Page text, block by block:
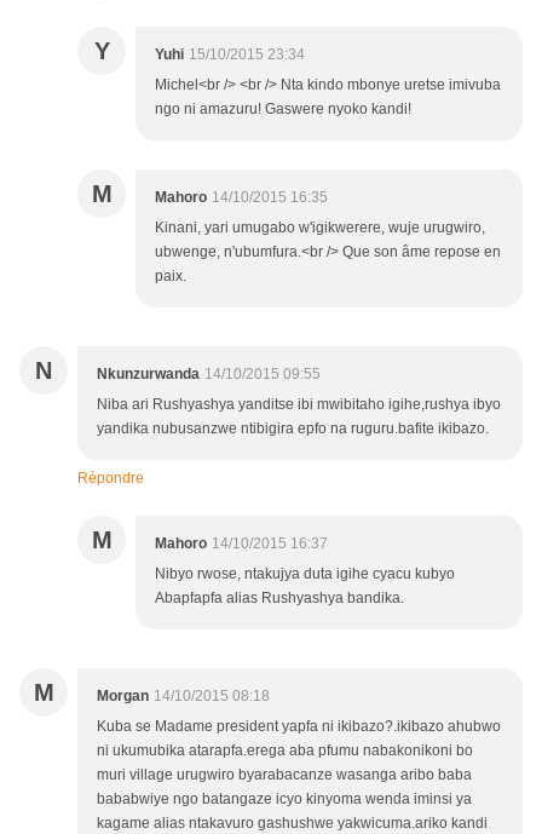
Y Yuhi 15/10/2015 23:34
Michel<br /> <br /> Nta kindo mbonye uretse imivuba
ngo ni amazuru! Gaswere nyoko kandi!
M Mahoro 14/10/2015 16:35
Kinani, yari umugabo w'igikwerere, wuje urugwiro,
ubwenge, n'ubumfura.<br /> Que son âme repose en
paix.
N Nkunzurwanda 14/10/2015 09:55
Niba ari Rushyashya yanditse ibi mwibitaho igihe,rushya ibyo
yandika nubusanzwe ntibigira epfo na ruguru.bafite ikibazo.
Répondre
M Mahoro 14/10/2015 16:37
Nibyo rwose, ntakujya duta igihe cyacu kubyo
Abapfapfa alias Rushyashya bandika.
M Morgan 14/10/2015 08:18
Kuba se Madame president yapfa ni ikibazo?.ikibazo ahubwo
ni ukumubika atarapfa.erega aba pfumu nabakonikoni bo
muri village urugwiro byarabacanze wasanga aribo baba
bababwiye ngo batangaze icyo kinyoma wenda iminsi ya
kagame alias ntakavuro gashushwe yakwicuma.ariko kandi